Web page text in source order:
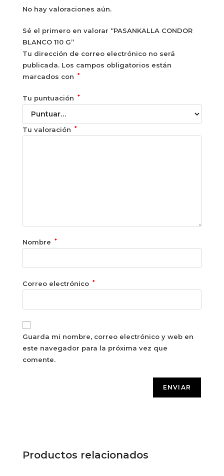
No hay valoraciones aún.
Sé el primero en valorar “PASANKALLA CONDOR
BLANCO 110 G”
Tu dirección de correo electrónico no será
publicada. Los campos obligatorios están
marcados con
*
Tu puntuación *
Tu valoración *
Nombre *
Correo electrónico *
Guarda mi nombre, correo electrónico y web en
este navegador para la próxima vez que
comente.
Productos relacionados